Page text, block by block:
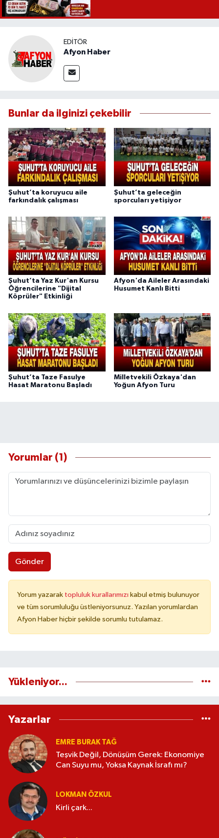
EDITÖR
Afyon Haber
Bunlar da ilginizi çekebilir
Şuhut’ta koruyucu aile
farkındalık çalışması
Şuhut’ta geleceğin
sporcuları yetişiyor
Şuhut’ta Yaz Kur'an Kursu
Öğrencilerine "Dijital
Köprüler" Etkinliği
Afyon'da Aileler Arasındaki
Husumet Kanlı Bitti
Şuhut’ta Taze Fasulye
Hasat Maratonu Başladı
Milletvekili Özkaya'dan
Yoğun Afyon Turu
Yorumlar (1)
Gönder
Yorum yazarak topluluk kurallarımızı kabul etmiş bulunuyor
ve tüm sorumluluğu üstleniyorsunuz. Yazılan yorumlardan
Afyon Haber hiçbir şekilde sorumlu tutulamaz.
Yükleniyor...
Yazarlar
EMRE BURAK TAĞ
Teşvik Değil, Dönüşüm Gerek: Ekonomiye
Can Suyu mu, Yoksa Kaynak İsrafı mı?
LOKMAN ÖZKUL
Kirli çark...